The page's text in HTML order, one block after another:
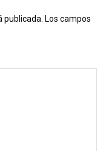
publicada. Los campos